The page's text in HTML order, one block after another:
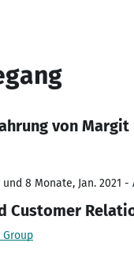
von Margit
und 8 Monate, Jan. 2021 -
Customer
Group